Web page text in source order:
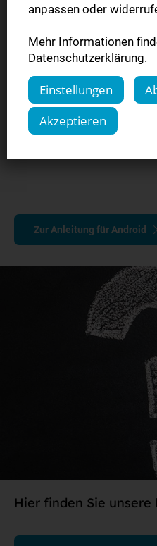
Erfahren Sie
SÜDWEST
App auf
installieren.
Zur Anleitung für Android
Hier finden Sie unsere
anpassen oder
Mehr Informationen
Datenschutzerklärung.
Einstellungen
Akzeptieren